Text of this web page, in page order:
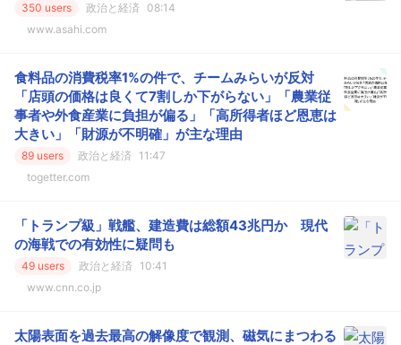
350 users 政治と経済
08:14
www.asahi.com
食料品の消費税率1%の件で、チームみらいが反対
「店頭の価格は良くて7割しか下がらない」「農業従
事者や外食産業に負担が偏る」「高所得者ほど恩恵は
大きい」「財源が不明確」が主な理由
89 users 政治と経済
11:47
togetter.com
「トランプ級」戦艦、建造費は総額43兆円か 現代
の海戦での有効性に疑問も
49 users 政治と経済
10:41
www.cnn.co.jp
太陽表面を過去最高の解像度で観測、磁気にまつわる